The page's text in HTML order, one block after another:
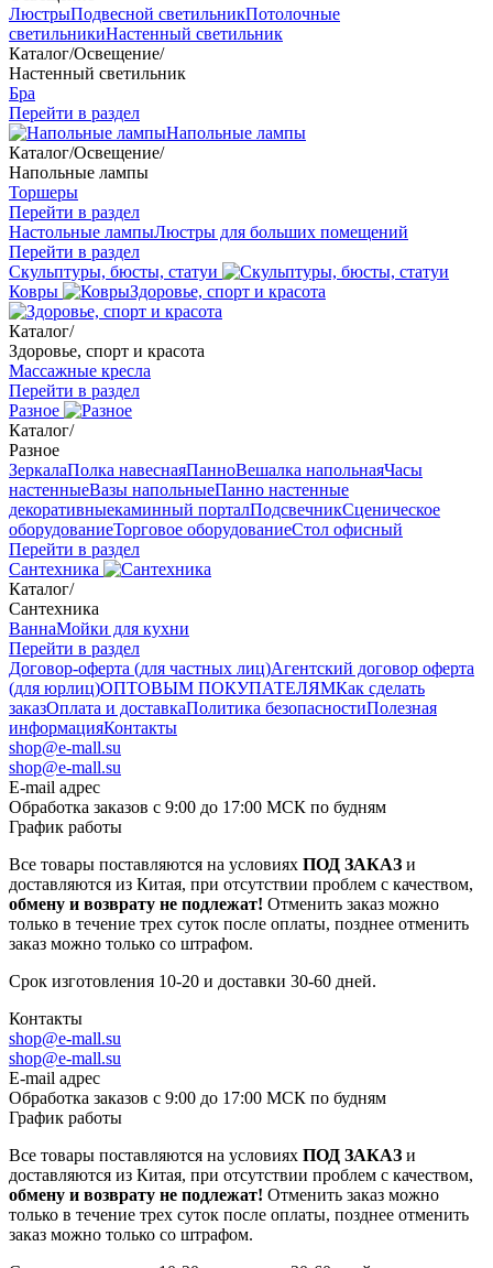
ЛюстрыПодвесной светильникПотолочные
светильникиНастенный светильник
Каталог/Освещение/
Настенный светильник
Бра
Перейти в раздел
Напольные лампы
Каталог/Освещение/
Напольные лампы
Торшеры
Перейти в раздел
Настольные лампыЛюстры для больших помещений
Перейти в раздел
Скульптуры, бюсты, статуи
Ковры
Здоровье, спорт и красота
Каталог/
Здоровье, спорт и красота
Массажные кресла
Перейти в раздел
Разное
Каталог/
Разное
ЗеркалаПолка навеснаяПанноВешалка напольнаяЧасы
настенныеВазы напольныеПанно настенные
декоративныекаминный порталПодсвечникСценическое
оборудованиеТорговое оборудованиеСтол офисный
Перейти в раздел
Сантехника
Каталог/
Сантехника
ВаннаМойки для кухни
Перейти в раздел
Договор-оферта (для частных лиц)Агентский договор оферта
(для юрлиц)ОПТОВЫМ ПОКУПАТЕЛЯМКак сделать
заказОплата и доставкаПолитика безопасностиПолезная
информацияКонтакты
shop@e-mall.su
shop@e-mall.su
E-mail адрес
Обработка заказов с 9:00 до 17:00 МСК по будням
График работы
Все товары поставляются на условиях ПОД ЗАКАЗ и
доставляются из Китая, при отсутствии проблем с качеством,
обмену и возврату не подлежат! Отменить заказ можно
только в течение трех суток после оплаты, позднее отменить
заказ можно только со штрафом.
Срок изготовления 10-20 и доставки 30-60 дней.
Контакты
shop@e-mall.su
shop@e-mall.su
E-mail адрес
Обработка заказов с 9:00 до 17:00 МСК по будням
График работы
Все товары поставляются на условиях ПОД ЗАКАЗ и
доставляются из Китая, при отсутствии проблем с качеством,
обмену и возврату не подлежат! Отменить заказ можно
только в течение трех суток после оплаты, позднее отменить
заказ можно только со штрафом.